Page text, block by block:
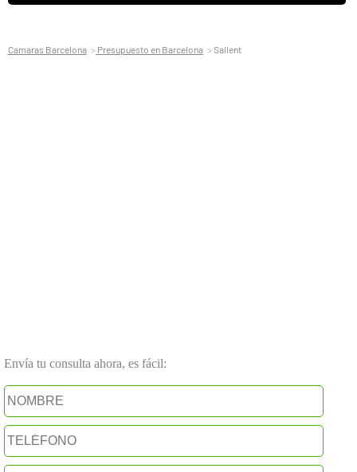
Camaras Barcelona Presupuesto en Barcelona Sallent
Envía tu consulta ahora, es fácil: